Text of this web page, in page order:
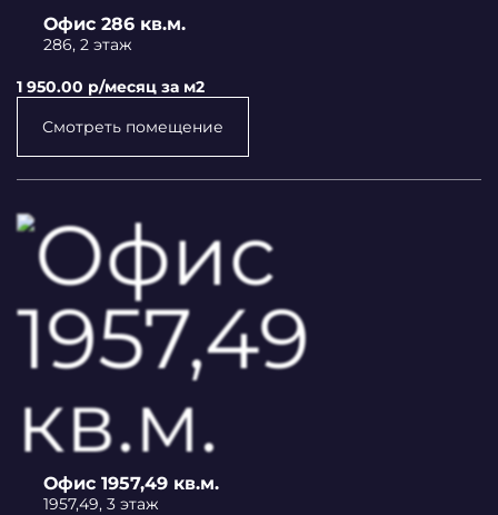
Офис 286 кв.м.
286, 2 этаж
Смотреть помещение
1 950.00 p/месяц за м2
Офис 1957,49 кв.м.
1957,49, 3 этаж